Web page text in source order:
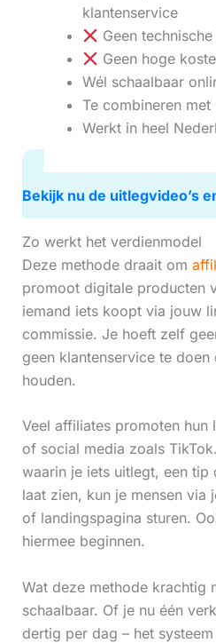
klantenservice
Geen
Geen hoge
Wél schaalbaar
Te combineren
Werkt in heel
Bekijk nu de uitlegvideo’s
Zo werkt het verdienmodel
Deze methode draait om
promoot digitale producten
iemand iets koopt via jouw
commissie. Je hoeft zelf
geen klantenservice te
houden.
Veel affiliates promoten hun
of social media zoals
waarin je iets uitlegt, een tip
laat zien, kun je mensen via
of landingspagina sturen.
hiermee beginnen.
Wat deze methode krachtig
schaalbaar. Of je nu één
dertig per dag – het